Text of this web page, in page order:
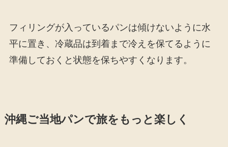
フィリングが入っているパンは傾けないように水
平に置き、冷蔵品は到着まで冷えを保てるように
準備しておくと状態を保ちやすくなります。
沖縄ご当地パンで旅をもっと楽しく